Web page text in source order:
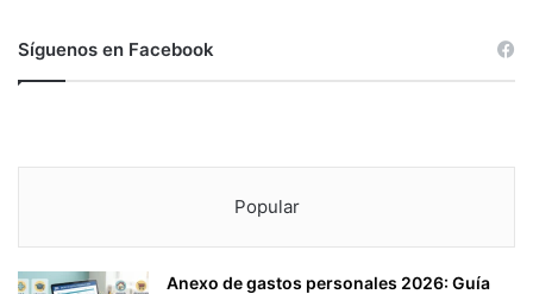
Síguenos en Facebook
Popular
Anexo de gastos personales 2026: Guía